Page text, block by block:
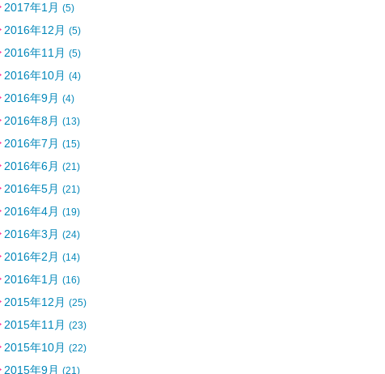
2017年1月 (5)
2016年12月 (5)
2016年11月 (5)
2016年10月 (4)
2016年9月 (4)
2016年8月 (13)
2016年7月 (15)
2016年6月 (21)
2016年5月 (21)
2016年4月 (19)
2016年3月 (24)
2016年2月 (14)
2016年1月 (16)
2015年12月 (25)
2015年11月 (23)
2015年10月 (22)
2015年9月 (21)